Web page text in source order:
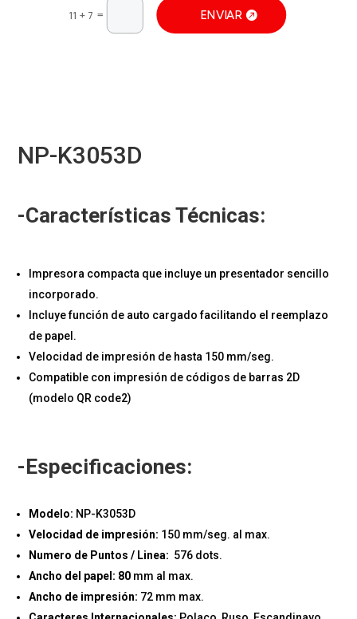
11 + 7 = ENVIAR
NP-K3053D
-Características Técnicas:
Impresora compacta que incluye un presentador sencillo
incorporado.
Incluye función de auto cargado facilitando el reemplazo
de papel.
Velocidad de impresión de hasta 150 mm/seg.
Compatible con impresión de códigos de barras 2D
(modelo QR code2)
-Especificaciones:
Modelo: NP-K3053D
Velocidad de impresión: 150 mm/seg. al max.
Numero de Puntos / Linea: 576 dots.
Ancho del papel: 80 mm al max.
Ancho de impresión: 72 mm max.